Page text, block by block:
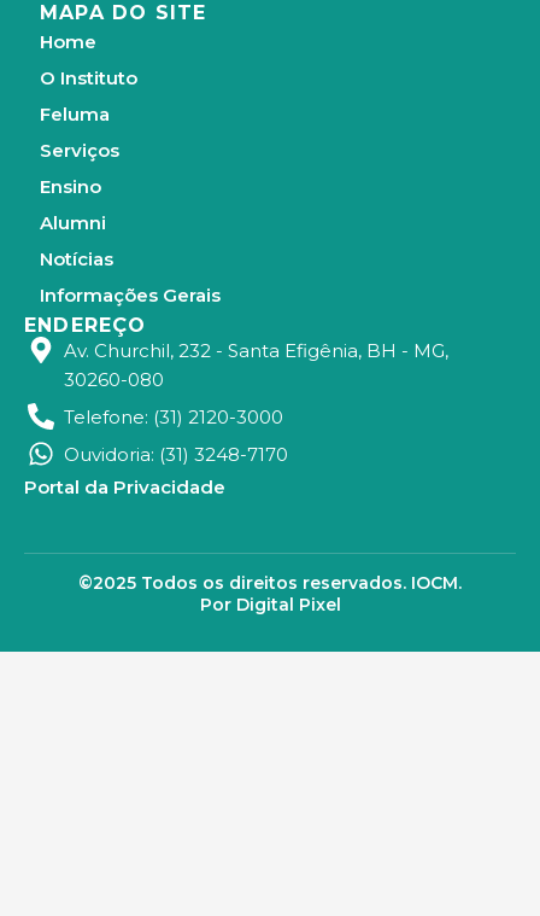
s
t
a
g
r
a
m
n
e
d
i
MAPA DO SITE
Home
O Instituto
Feluma
Serviços
Ensino
Alumni
Notícias
Informações Gerais
ENDEREÇO
Av. Churchil, 232 - Santa Efigênia, BH - MG,
30260-080
Telefone: (31) 2120-3000
Ouvidoria: (31) 3248-7170
Portal da Privacidade
©2025 Todos os direitos reservados. IOCM.
Por Digital Pixel